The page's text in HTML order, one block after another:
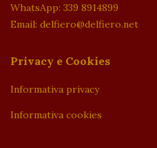
WhatsApp: 339 8914899
Email: delfiero@delfiero.net
Privacy e Cookies
Informativa privacy
Informativa cookies